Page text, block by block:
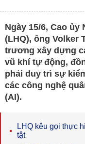
Ngày 15/6, Cao
(LHQ), ông Volker
trương xây dựng
vũ khí tự động,
phải duy trì sự
các công nghệ
(AI).
LHQ kêu gọi thực
tật